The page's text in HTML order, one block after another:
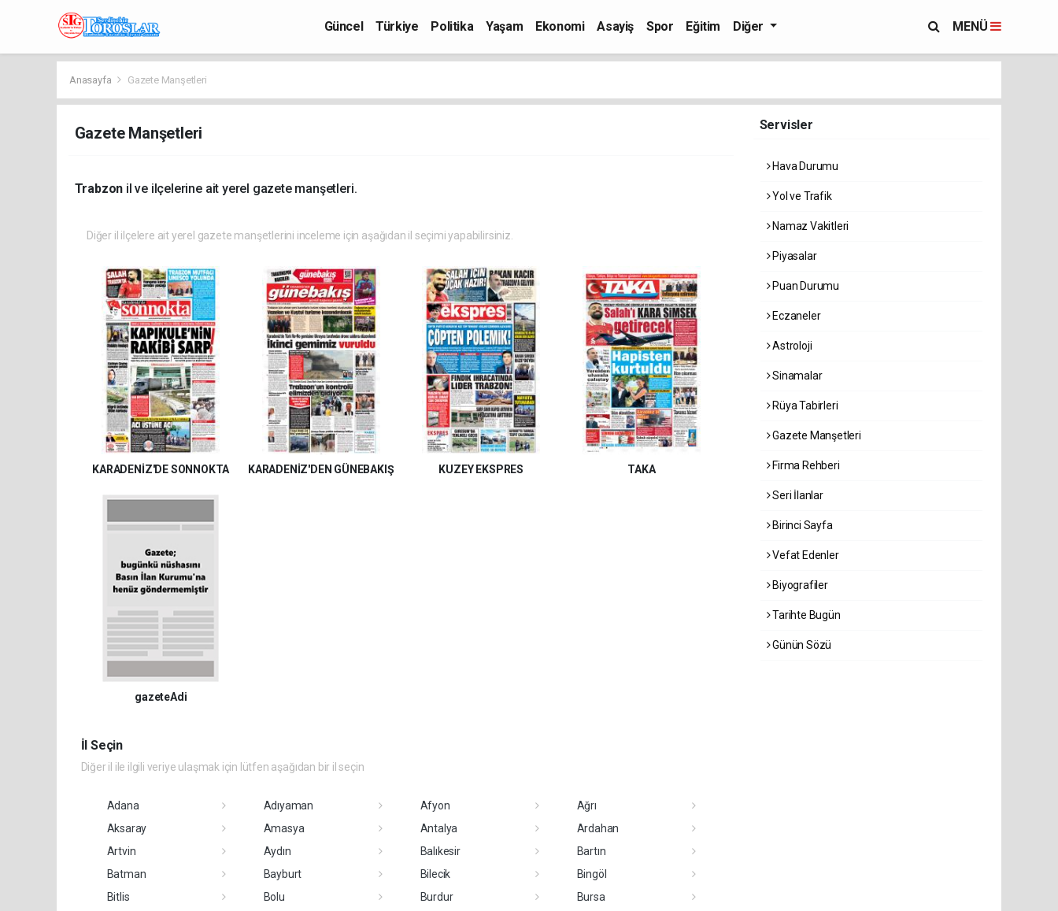
Güncel Türkiye Politika Yaşam Ekonomi Asayiş Spor Eğitim Diğer MENÜ
Anasayfa Gazete Manşetleri
Gazete Manşetleri
Trabzon il ve ilçelerine ait yerel gazete manşetleri.
Diğer il ilçelere ait yerel gazete manşetlerini inceleme için aşağıdan il seçimi yapabilirsiniz.
KARADENİZ'DE SONNOKTA KARADENİZ'DEN GÜNEBAKIŞ KUZEY EKSPRES TAKA
gazeteAdi
İl Seçin
Diğer il ile ilgili veriye ulaşmak için lütfen aşağıdan bir il seçin
Adana Adıyaman Afyon
Ağrı
Aksaray
Amasya Antalya
Ardahan
Artvin
Aydın Balıkesir
Bartın
Batman
Bayburt Bilecik
Bingöl
Bitlis
Bolu Burdur
Bursa
Servisler
Hava Durumu
Yol ve Trafik
Namaz Vakitleri
Piyasalar
Puan Durumu
Eczaneler
Astroloji
Sinamalar
Rüya Tabirleri
Gazete Manşetleri
Firma Rehberi
Seri İlanlar
Birinci Sayfa
Vefat Edenler
Biyografiler
Tarihte Bugün
Günün Sözü